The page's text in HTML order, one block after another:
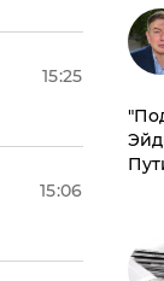
15:25
15:06